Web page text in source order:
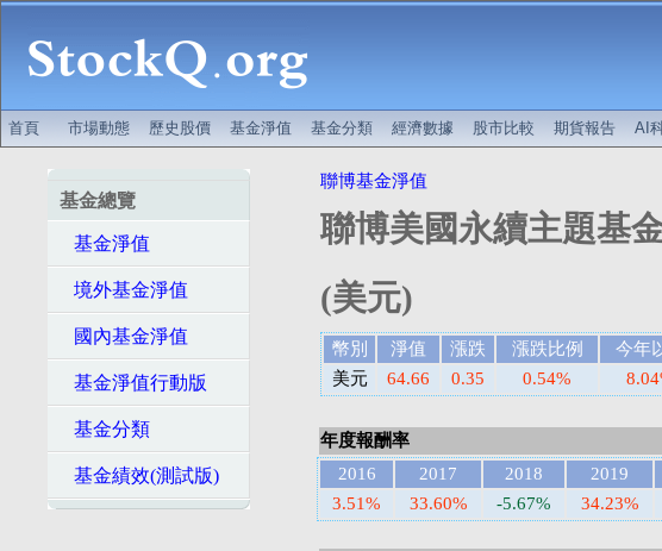
首頁 市場動態 歷史股價 基金淨值 基金分類 經濟數據 股市比較 期貨報告 AI
基金總覽
基金淨值
境外基金淨值
國內基金淨值
基金淨值行動版
基金分類
基金績效(測試版)
聯博基金淨值
聯博美國永續主題基
(美元)
幣別 淨值 漲跌 漲跌比例 今年
美元
64.66 0.35 0.54%
年度報酬率
2016
2017 2018 2019
3.51%
33.60% -5.67% 34.23%